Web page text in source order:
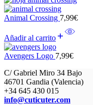
Animal Crossing 7,99€
Añadir al carrito
Avengers Logo 7,99€
C/ Gabriel Miro 34 Bajo
46701 Gandia (Valencia)
+34 645 430 015
info@cuticuter.com